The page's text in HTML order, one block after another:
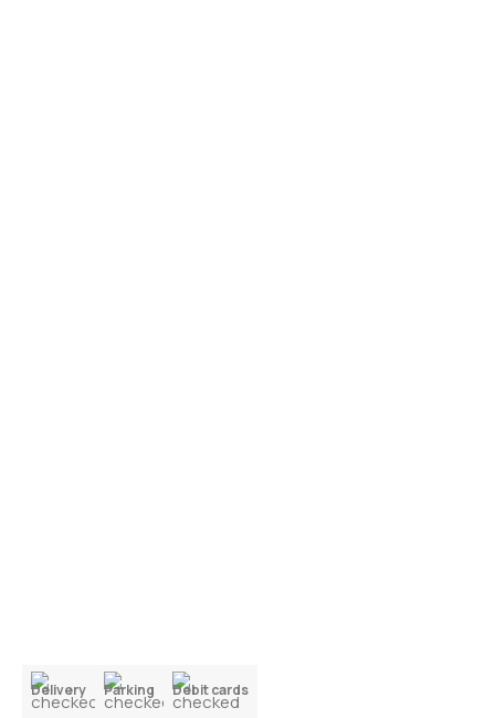
Delivery Parking Debit cards